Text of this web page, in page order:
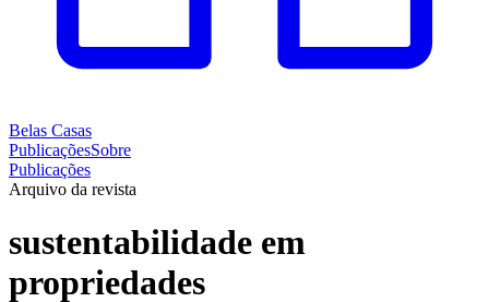
Belas Casas
PublicaçõesSobre
Publicações
Arquivo da revista
sustentabilidade em
propriedades